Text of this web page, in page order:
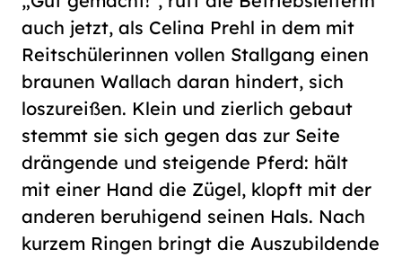
auch jetzt, als Celina Prehl in dem mit
Reitschülerinnen vollen Stallgang einen
braunen Wallach daran hindert, sich
loszureißen. Klein und zierlich gebaut
stemmt sie sich gegen das zur Seite
drängende und steigende Pferd: hält
mit einer Hand die Zügel, klopft mit der
anderen beruhigend seinen Hals. Nach
kurzem Ringen bringt die Auszubildende